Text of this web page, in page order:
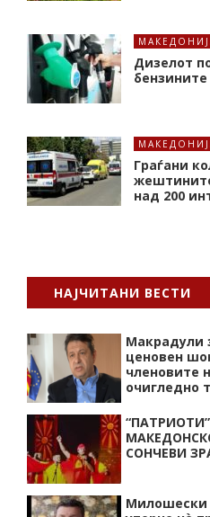
Дизелот
Граѓани
над 200
НАЈЧИТАНИ ВЕСТИ
Макрадули
ценовен
членовите
очигледно
СОНЧЕВИ
Милошески